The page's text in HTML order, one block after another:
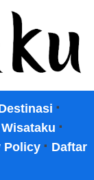
·
Wisataku ·
Policy · Daftar